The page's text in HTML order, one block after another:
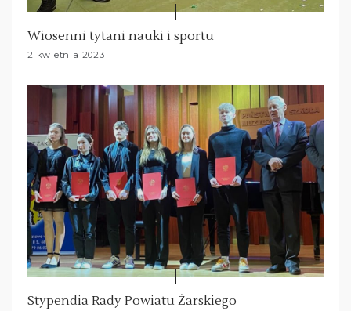
Wiosenni tytani nauki i sportu
2 kwietnia 2023
Stypendia Rady Powiatu Żarskiego